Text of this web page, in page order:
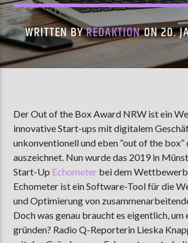
AKTUELLER TRACK
NATARAJ (FEAT. MOHINI DEY,
BAIJU BHATT & RED SUN
AKTUELLE SENDUNG
MOEBIUS
19:00 24:00
ZU HÖREN IN Münster Steinfurt
WRITTEN BYREDAKTIONON 20.
Der Out of the Box Award NRW ist ein
innovative Start-ups mit digitalem
unkonventionell und eben “out of the box”
auszeichnet. Nun wurde das 2019 in
Start-Up Echometer bei dem
Echometer ist ein Software-Tool für die
und Optimierung von
Doch was genau braucht es eigentlich, um
gründen? Radio Q-Reporterin Lieska